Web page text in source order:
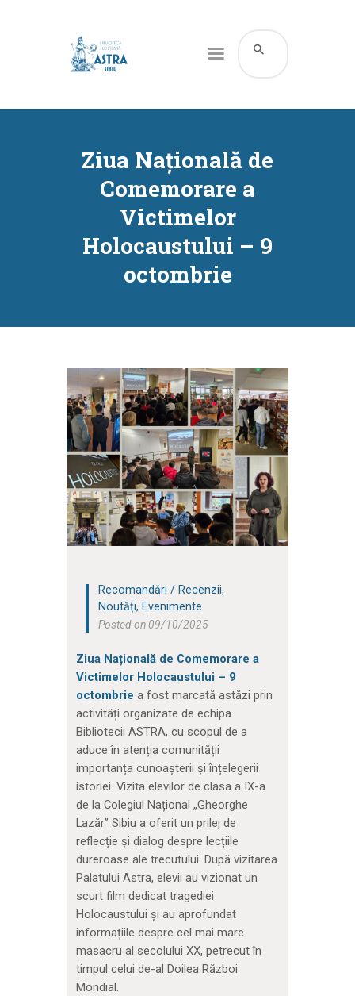
Ziua Națională de
Comemorare a
Victimelor
Holocaustului – 9
octombrie
CATALOG ONLINE
RESURSE
SERVICII
INFORMAȚII UTILE
BLOG
CONTACT
Recomandări / Recenzii,
Noutăți, Evenimente
Posted on 09/10/2025
Ziua Națională de Comemorare a
Victimelor Holocaustului – 9
octombrie a fost marcată astăzi prin
activități organizate de echipa
Bibliotecii ASTRA, cu scopul de a
aduce în atenția comunității
importanța cunoașterii și înțelegerii
istoriei. Vizita elevilor de clasa a IX-a
de la Colegiul Național „Gheorghe
Lazăr” Sibiu a oferit un prilej de
reflecție și dialog despre lecțiile
dureroase ale trecutului. După vizitarea
Palatului Astra, elevii au vizionat un
scurt film dedicat tragediei
Holocaustului și au aprofundat
informațiile despre cel mai mare
masacru al secolului XX, petrecut în
timpul celui de-al Doilea Război
Mondial.